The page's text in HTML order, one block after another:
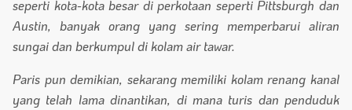
seperti kota-kota besar di perkotaan seperti Pittsburgh dan
Austin, banyak orang yang sering memperbarui aliran
sungai dan berkumpul di kolam air tawar.
Paris pun demikian, sekarang memiliki kolam renang kanal
yang telah lama dinantikan, di mana turis dan penduduk